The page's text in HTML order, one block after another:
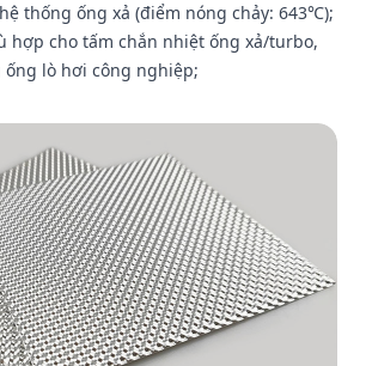
thống ống xả (điểm nóng chảy: 643℃);
hợp cho tấm chắn nhiệt ống xả/turbo,
lò hơi công nghiệp;